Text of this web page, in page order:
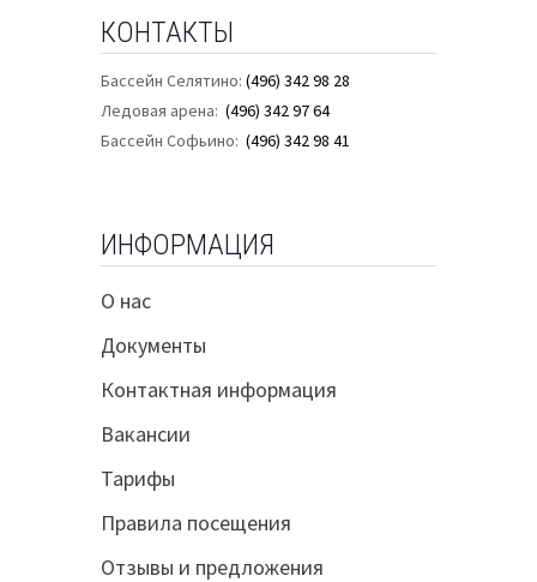
КОНТАКТЫ
Бассейн Селятино: (496) 342 98 28
Ледовая арена: (496) 342 97 64
Бассейн Софьино: (496) 342 98 41
ИНФОРМАЦИЯ
О нас
Документы
Контактная информация
Вакансии
Тарифы
Правила посещения
Отзывы и предложения